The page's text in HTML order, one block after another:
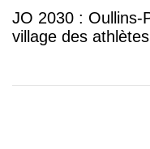
JO 2030 : Oullins-
village des